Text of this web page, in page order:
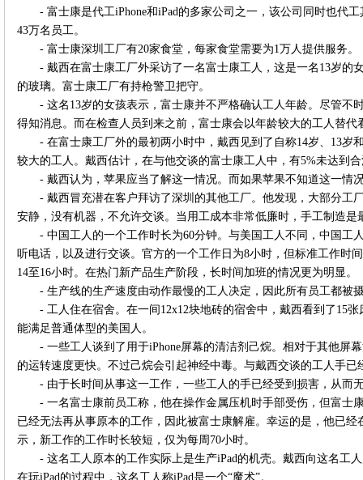
- 富士康是代工iPhone和iPad的多家公司之一，该公司同时也代
43万名员工。
- 富士康深圳工厂有20家食堂，每家食堂需要为1万人提供服务。
- 戴西在富士康工厂外采访了一名富士康工人，这是一名13岁的
的玻璃。富士康工厂有持枪警卫把守。
- 这名13岁的女孩表示，富士康并不严格确认工人年龄。尽管不
得知消息。而在检查人员到来之前，富士康会以年龄较大的工人替代
- 在富士康工厂外的最初两小时中，戴西见到了自称14岁、13岁
较大的工人。戴西估计，在与他交谈的富士康工人中，有5%未达到
- 戴西认为，苹果应当了解这一情况。而如果苹果不知道这一情
- 戴西冒充潜在客户拜访了深圳的其他工厂。他发现，大部分工
安静，没有机器，不允许交谈。当用工成本非常低廉时，手工制造是
- 中国工人的一个工作时长为60分钟。与美国工人不同，中国工
听电话，以及进行交谈。官方的一个工作日为8小时，但标准工作时
14至16小时。在热门新产品生产阶段，长时间加班的情况更为明显。
- 生产线的生产速度由动作最慢的工人决定，因此所有员工都被
- 工人住在宿舍。在一间12x12块地砖的宿舍中，戴西看到了15
能满足普通体型的美国人。
- 一些工人谈到了用于iPhone屏幕的清洁剂己烷。相对于其他屏
的运转速度更快。不过己烷会引起神经中毒。与戴西交谈的工人手已
- 由于长时间从事这一工作，一些工人的手已经受到损害，从而
- 一名富士康前员工称，他在操作金属压机时手部受伤，但富士
已经无法再从事原本的工作，因此被富士康解雇。幸运的是，他已
示，新工作的工作时长较短，仅为每周70小时。
- 这名工人原本的工作实际上是生产iPad的机壳。戴西向这名工
在玩iPad的过程中，这名工人称iPad是一个“魔术”。